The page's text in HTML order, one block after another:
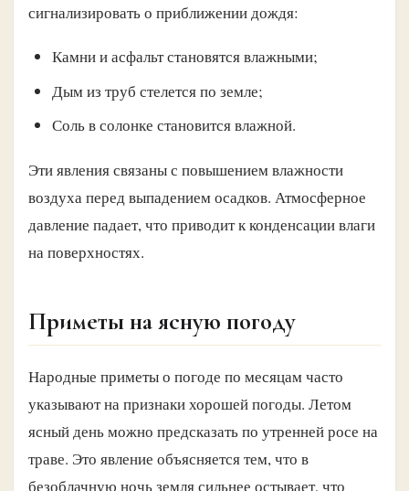
сигнализировать о приближении дождя:
Камни и асфальт становятся влажными;
Дым из труб стелется по земле;
Соль в солонке становится влажной.
Эти явления связаны с повышением влажности
воздуха перед выпадением осадков. Атмосферное
давление падает, что приводит к конденсации влаги
на поверхностях.
Приметы на ясную погоду
Народные приметы о погоде по месяцам часто
указывают на признаки хорошей погоды. Летом
ясный день можно предсказать по утренней росе на
траве. Это явление объясняется тем, что в
безоблачную ночь земля сильнее остывает, что